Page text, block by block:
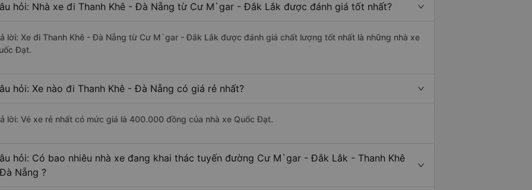
hỏi: Nhà xe đi Thanh Khê - Đà Nẵng từ Cư M`gar - Đắk Lắk được đánh giá tốt nhất?
lời: Xe đi Thanh Khê - Đà Nẵng từ Cư M`gar - Đắk Lắk được đánh giá chất lượng tốt nhất là những nhà xe
Đạt.
hỏi: Xe nào đi Thanh Khê - Đà Nẵng có giá rẻ nhất?
lời: Vé xe rẻ nhất có mức giá là 400.000 đồng của nhà xe Quốc Đạt.
hỏi: Có bao nhiêu nhà xe đang khai thác tuyến đường Cư M`gar - Đắk Lắk - Thanh Khê
Nẵng ?